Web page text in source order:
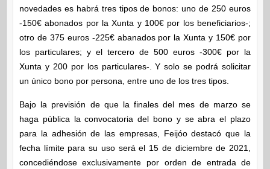
novedades es habrá tres tipos de bonos: uno de 250 euros
-150€ abonados por la Xunta y 100€ por los beneficiarios-;
otro de 375 euros -225€ abanados por la Xunta y 150€ por
los particulares; y el tercero de 500 euros -300€ por la
Xunta y 200 por los particulares-. Y solo se podrá solicitar
un único bono por persona, entre uno de los tres tipos.
Bajo la previsión de que la finales del mes de marzo se
haga pública la convocatoria del bono y se abra el plazo
para la adhesión de las empresas, Feijóo destacó que la
fecha límite para su uso será el 15 de diciembre de 2021,
concediéndose exclusivamente por orden de entrada de